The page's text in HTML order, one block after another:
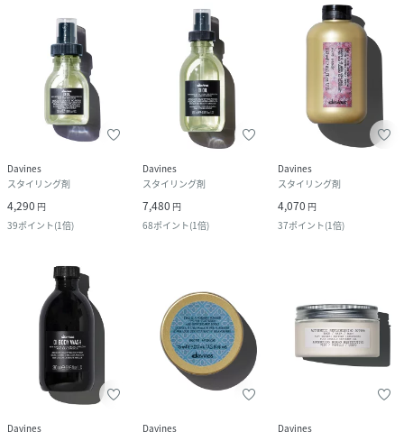
Davines
スタイリング剤
4,290 円
39ポイント(1倍)
Davines
スタイリング剤
7,480 円
68ポイント(1倍)
Davines
スタイリング剤
4,070 円
37ポイント(1倍)
Davines
Davines
Davines